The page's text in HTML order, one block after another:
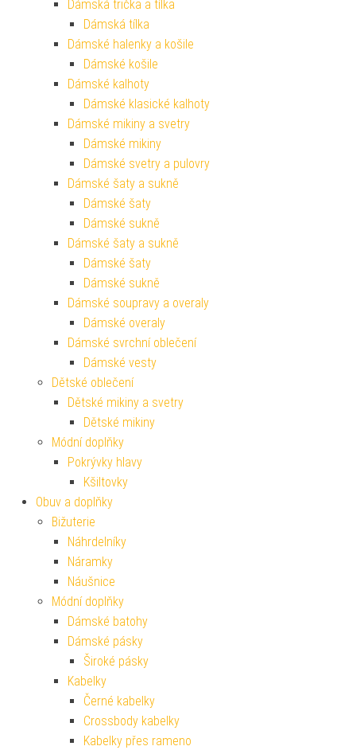
Dámská trička a tílka
Dámská tílka
Dámské halenky a košile
Dámské košile
Dámské kalhoty
Dámské klasické kalhoty
Dámské mikiny a svetry
Dámské mikiny
Dámské svetry a pulovry
Dámské šaty a sukně
Dámské šaty
Dámské sukně
Dámské šaty a sukně
Dámské šaty
Dámské sukně
Dámské soupravy a overaly
Dámské overaly
Dámské svrchní oblečení
Dámské vesty
Dětské oblečení
Dětské mikiny a svetry
Dětské mikiny
Módní doplňky
Pokrývky hlavy
Kšiltovky
Obuv a doplňky
Bižuterie
Náhrdelníky
Náramky
Náušnice
Módní doplňky
Dámské batohy
Dámské pásky
Široké pásky
Kabelky
Černé kabelky
Crossbody kabelky
Kabelky přes rameno